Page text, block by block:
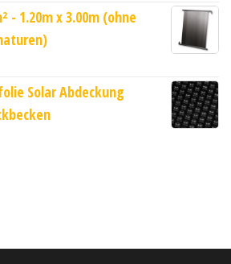
- 1.20m x 3.00m (ohne
Solar Abdeckung